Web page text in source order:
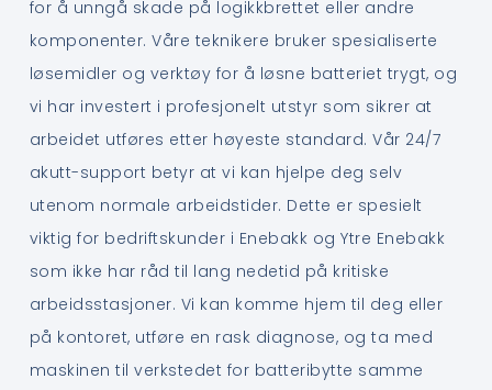
for å unngå skade på logikkbrettet eller andre
komponenter. Våre teknikere bruker spesialiserte
løsemidler og verktøy for å løsne batteriet trygt, og
vi har investert i profesjonelt utstyr som sikrer at
arbeidet utføres etter høyeste standard. Vår 24/7
akutt-support betyr at vi kan hjelpe deg selv
utenom normale arbeidstider. Dette er spesielt
viktig for bedriftskunder i Enebakk og Ytre Enebakk
som ikke har råd til lang nedetid på kritiske
arbeidsstasjoner. Vi kan komme hjem til deg eller
på kontoret, utføre en rask diagnose, og ta med
maskinen til verkstedet for batteribytte samme